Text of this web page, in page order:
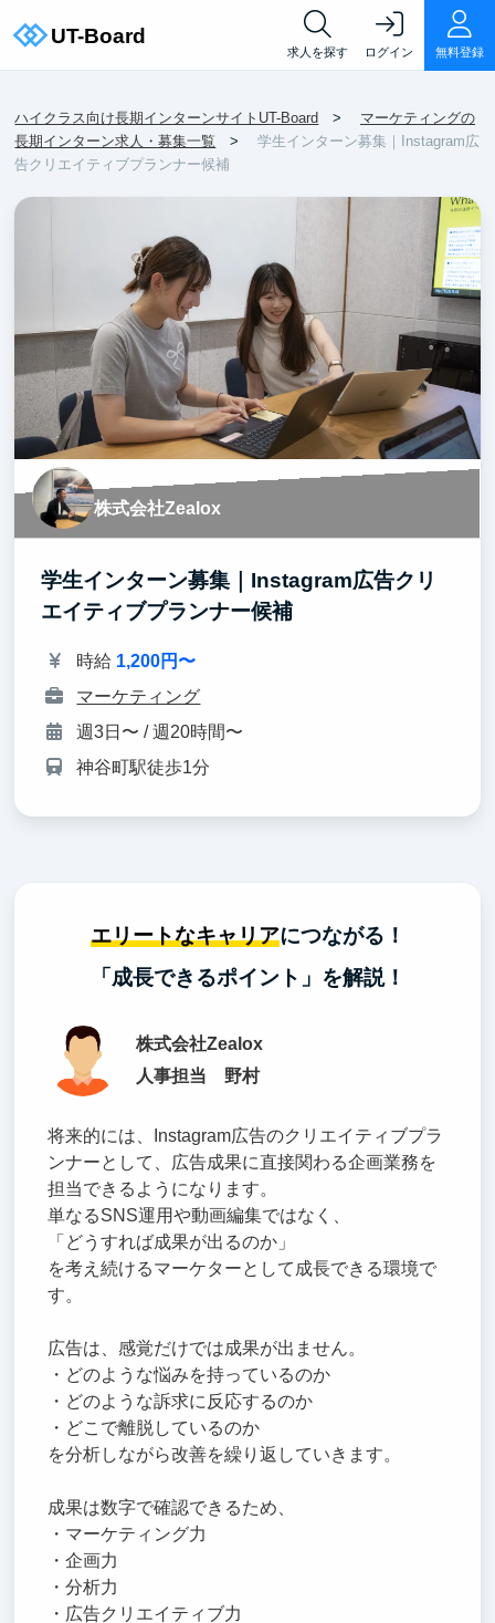
求人を探す ログイン 無料登録
ハイクラス向け長期インターンサイトUT-Board
マーケティングの
長期インターン求人・募集一覧
学生インターン募集｜Instagram広
告クリエイティブプランナー候補
株式会社Zealox
学生インターン募集｜Instagram広告クリ
エイティブプランナー候補
時給 1,200円〜
マーケティング
週3日〜 / 週20時間〜
神谷町駅徒歩1分
エリートなキャリアにつながる！
「成長できるポイント」を解説！
株式会社Zealox
人事担当 野村
将来的には、Instagram広告のクリエイティブプラ
ンナーとして、広告成果に直接関わる企画業務を
担当できるようになります。
単なるSNS運用や動画編集ではなく、
「どうすれば成果が出るのか」
を考え続けるマーケターとして成長できる環境で
す。
広告は、感覚だけでは成果が出ません。
・どのような悩みを持っているのか
・どのような訴求に反応するのか
・どこで離脱しているのか
を分析しながら改善を繰り返していきます。
成果は数字で確認できるため、
・マーケティング力
・企画力
・分析力
・広告クリエイティブ力